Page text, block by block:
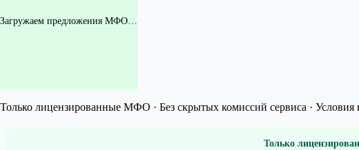
Загружаем предложения МФО…
Только лицензированные МФО · Без скрытых комиссий сервиса ·
Только